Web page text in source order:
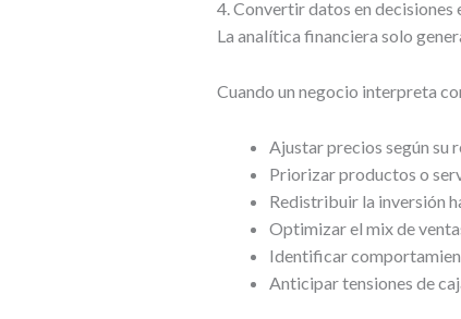
4. Convertir datos en decisiones
La analítica financiera solo
Cuando un negocio interpreta
Ajustar precios según su
Priorizar productos o
Redistribuir la inversión
Optimizar el mix de
Identificar
Anticipar tensiones de